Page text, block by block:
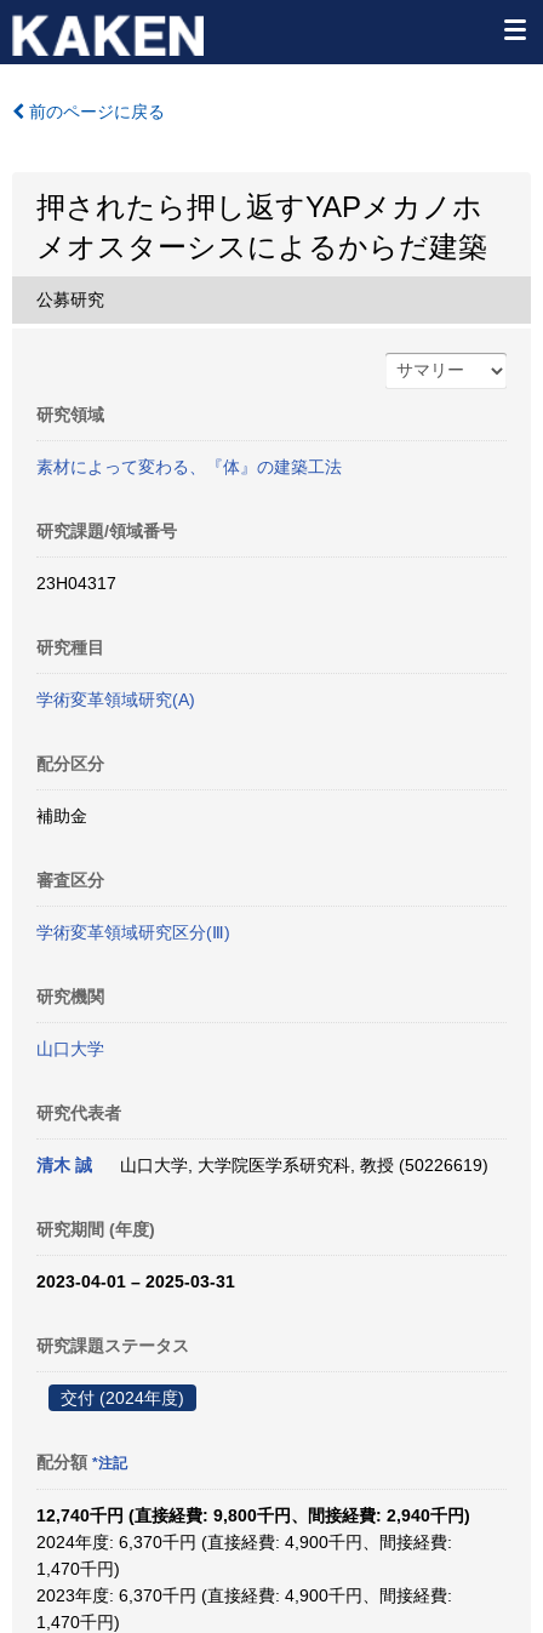
前のページに戻る
押されたら押し返すYAPメカノホ
メオスターシスによるからだ建築
公募研究
研究領域
素材によって変わる、『体』の建築工法
研究課題/領域番号
23H04317
研究種目
学術変革領域研究(A)
配分区分
補助金
審査区分
学術変革領域研究区分(Ⅲ)
研究機関
山口大学
研究代表者
清木 誠 山口大学, 大学院医学系研究科, 教授 (50226619)
研究期間 (年度)
2023-04-01 – 2025-03-31
研究課題ステータス
交付 (2024年度)
配分額 *注記
12,740千円 (直接経費: 9,800千円、間接経費: 2,940千円)
2024年度: 6,370千円 (直接経費: 4,900千円、間接経費:
1,470千円)
2023年度: 6,370千円 (直接経費: 4,900千円、間接経費:
1,470千円)